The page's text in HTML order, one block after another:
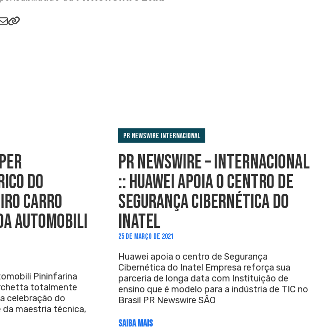
DO
CARRO
AUTOMOBILI
Pininfarina
totalmente
celebração do
da maestria técnica,
PR Newswire Internacional
PR NEWSWIRE – INTERNACIONAL
:: HUAWEI APOIA O CENTRO DE
SEGURANÇA CIBERNÉTICA DO
INATEL
25 DE MARÇO DE 2021
Huawei apoia o centro de Segurança
Cibernética do Inatel Empresa reforça sua
parceria de longa data com Instituição de
ensino que é modelo para a indústria de TIC no
Brasil PR Newswire SÃO
SAIBA MAIS